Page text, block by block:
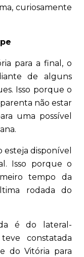
curiosamente
para a final, o
de alguns
Isso porque o
não estar
uma possível
disponível
Isso porque o
tempo da
rodada do
é do lateral-
constatada
do Vitória para